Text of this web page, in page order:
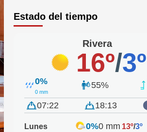
Estado del tiempo
Rivera
16º/3º
0%
0 mm
55%
07:22 18:13
Lunes 0%0 mm 13º/3º